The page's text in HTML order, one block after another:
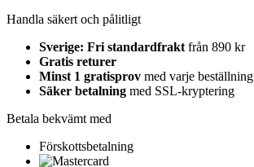
Handla säkert och pålitligt
Sverige: Fri standardfrakt från 890 kr
Gratis returer
Minst 1 gratisprov med varje beställning
Säker betalning med SSL-kryptering
Betala bekvämt med
Förskottsbetalning